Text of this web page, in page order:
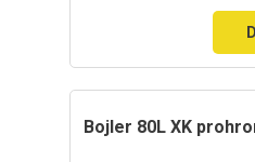
bojler 80L XK